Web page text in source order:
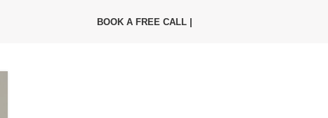
BOOK A FREE CALL |